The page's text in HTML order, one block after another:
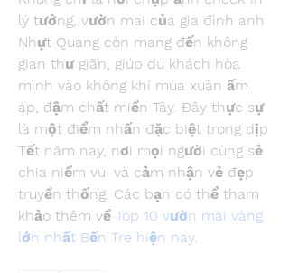
lý tưởng, vườn mai của gia đình anh
Nhựt Quang còn mang đến không
gian thư giãn, giúp du khách hòa
mình vào không khí mùa xuân ấm
áp, đậm chất miền Tây. Đây thực sự
là một điểm nhấn đặc biệt trong dịp
Tết năm nay, nơi mọi người cùng sẻ
chia niềm vui và cảm nhận vẻ đẹp
truyền thống. Các bạn có thể tham
khảo thêm về Top 10 vườn mai vàng
lớn nhất Bến Tre hiện nay.